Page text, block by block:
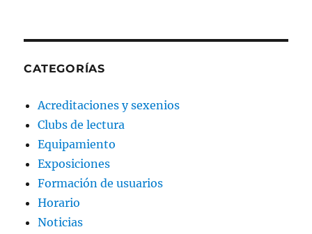
CATEGORÍAS
Acreditaciones y sexenios
Clubs de lectura
Equipamiento
Exposiciones
Formación de usuarios
Horario
Noticias